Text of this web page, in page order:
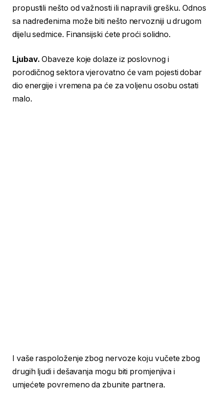
propustili nešto od važnosti ili napravili grešku. Odnos
sa nadređenima može biti nešto nervozniji u drugom
dijelu sedmice. Finansijski ćete proći solidno.
Ljubav. Obaveze koje dolaze iz poslovnog i
porodičnog sektora vjerovatno će vam pojesti dobar
dio energije i vremena pa će za voljenu osobu ostati
malo.
I vaše raspoloženje zbog nervoze koju vučete zbog
drugih ljudi i dešavanja mogu biti promjenjiva i
umjećete povremeno da zbunite partnera.